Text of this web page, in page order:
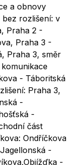
a obnovy
rozlišení: v
Praha 2 -
Praha 3 -
Praha 3, směr
- Táboritská
Praha 3,
-
-
část
Ondříčkova
-
-